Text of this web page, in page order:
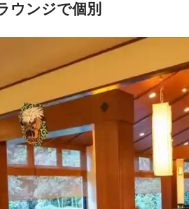
ウンジで個別